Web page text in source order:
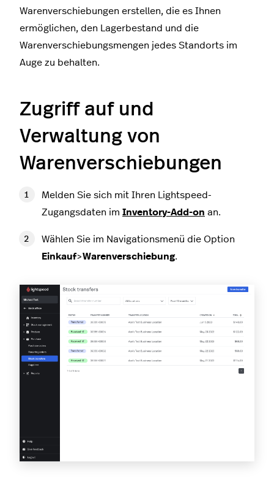
Warenverschiebungen erstellen, die es Ihnen
ermöglichen, den Lagerbestand und die
Warenverschiebungsmengen jedes Standorts im
Auge zu behalten.
Zugriff auf und
Verwaltung von
Warenverschiebungen
Melden Sie sich mit Ihren Lightspeed-
Zugangsdaten im Inventory-Add-on an.
Wählen Sie im Navigationsmenü die Option
Einkauf>Warenverschiebung.